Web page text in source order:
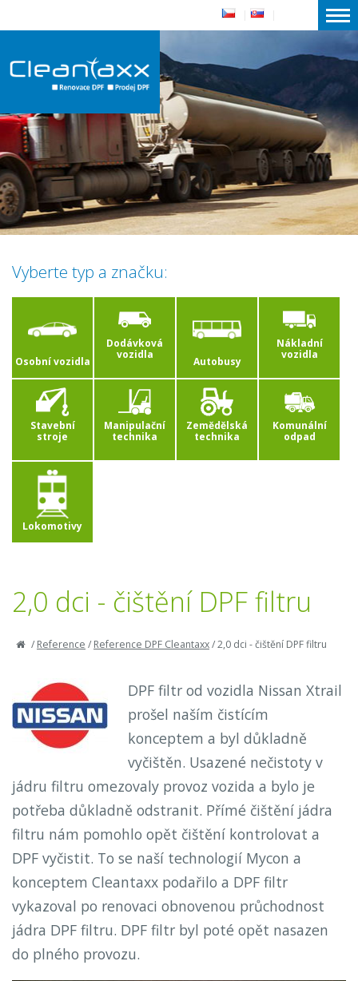
Vyberte typ a značku:
Osobní vozidla
Dodávková
vozidla
Autobusy
Nákladní
vozidla
Stavební
stroje
Manipulační
technika
Zemědělská
technika
Komunální
odpad
Lokomotivy
2,0 dci - čištění DPF filtru
/Reference /Reference DPF Cleantaxx/2,0 dci - čištění DPF filtru
DPF filtr od vozidla Nissan Xtrail
prošel naším čistícím
konceptem a byl důkladně
vyčištěn. Usazené nečistoty v
jádru filtru omezovaly provoz vozida a bylo je
potřeba důkladně odstranit. Přímé čištění jádra
filtru nám pomohlo opět čištění kontrolovat a
DPF vyčistit. To se naší technologií Mycon a
konceptem Cleantaxx podařilo a DPF filtr
vykazoval po renovaci obnovenou průchodnost
jádra DPF filtru. DPF filtr byl poté opět nasazen
do plného provozu.